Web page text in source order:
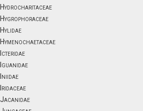
Hydrocharitaceae
Hygrophoraceae
Hylidae
Hymenochaetaceae
Icteridae
Iguanidae
Iniidae
Iridaceae
Jacanidae